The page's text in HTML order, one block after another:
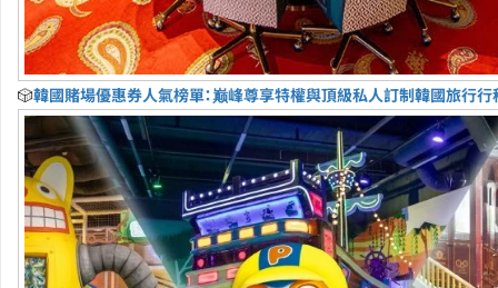
🎲韓國賭場優惠券人氣榜單：巅峰尊享特權與頂級私人訂制韓國旅行行